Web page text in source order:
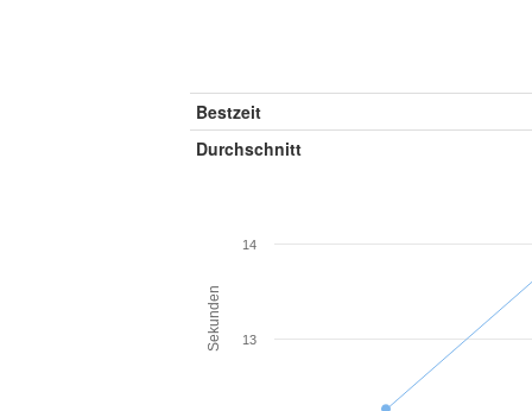
Bestzeit
Durchschnitt
Sekunden 13
14